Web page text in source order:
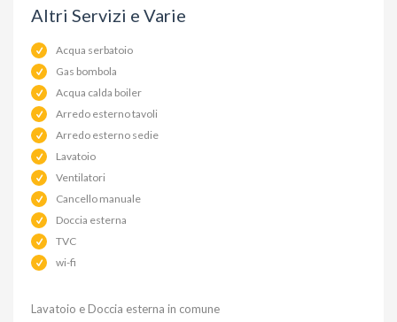
Altri Servizi e Varie
Acqua serbatoio
Gas bombola
Acqua calda boiler
Arredo esterno tavoli
Arredo esterno sedie
Lavatoio
Ventilatori
Cancello manuale
Doccia esterna
TVC
wi-fi
Lavatoio e Doccia esterna in comune